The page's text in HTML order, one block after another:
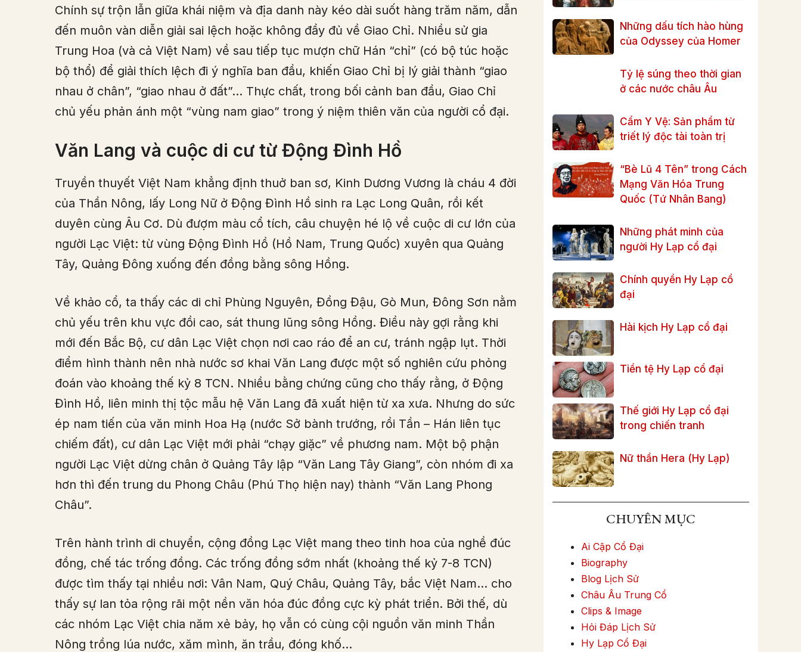
Chính sự trộn lẫn giữa khái niệm và địa danh này kéo dài suốt hàng trăm năm, dẫn
đến muôn vàn diễn giải sai lệch hoặc không đầy đủ về Giao Chỉ. Nhiều sử gia
Trung Hoa (và cả Việt Nam) về sau tiếp tục mượn chữ Hán “chỉ” (có bộ túc hoặc
bộ thổ) để giải thích lệch đi ý nghĩa ban đầu, khiến Giao Chỉ bị lý giải thành “giao
nhau ở chân”, “giao nhau ở đất”… Thực chất, trong bối cảnh ban đầu, Giao Chỉ
chủ yếu phản ánh một “vùng nam giao” trong ý niệm thiên văn của người cổ đại.
Văn Lang và cuộc di cư từ Động Đình Hồ
Truyền thuyết Việt Nam khẳng định thuở ban sơ, Kinh Dương Vương là cháu 4 đời
của Thần Nông, lấy Long Nữ ở Động Đình Hồ sinh ra Lạc Long Quân, rồi kết
duyên cùng Âu Cơ. Dù đượm màu cổ tích, câu chuyện hé lộ về cuộc di cư lớn của
người Lạc Việt: từ vùng Động Đình Hồ (Hồ Nam, Trung Quốc) xuyên qua Quảng
Tây, Quảng Đông xuống đến đồng bằng sông Hồng.
Về khảo cổ, ta thấy các di chỉ Phùng Nguyên, Đồng Đậu, Gò Mun, Đông Sơn nằm
chủ yếu trên khu vực đồi cao, sát thung lũng sông Hồng. Điều này gợi rằng khi
mới đến Bắc Bộ, cư dân Lạc Việt chọn nơi cao ráo để an cư, tránh ngập lụt. Thời
điểm hình thành nên nhà nước sơ khai Văn Lang được một số nghiên cứu phỏng
đoán vào khoảng thế kỷ 8 TCN. Nhiều bằng chứng cũng cho thấy rằng, ở Động
Đình Hồ, liên minh thị tộc mẫu hệ Văn Lang đã xuất hiện từ xa xưa. Nhưng do sức
ép nam tiến của văn minh Hoa Hạ (nước Sở bành trướng, rồi Tần – Hán liên tục
chiếm đất), cư dân Lạc Việt mới phải “chạy giặc” về phương nam. Một bộ phận
người Lạc Việt dừng chân ở Quảng Tây lập “Văn Lang Tây Giang”, còn nhóm đi xa
hơn thì đến trung du Phong Châu (Phú Thọ hiện nay) thành “Văn Lang Phong
Châu”.
Trên hành trình di chuyển, cộng đồng Lạc Việt mang theo tinh hoa của nghề đúc
đồng, chế tác trống đồng. Các trống đồng sớm nhất (khoảng thế kỷ 7-8 TCN)
được tìm thấy tại nhiều nơi: Vân Nam, Quý Châu, Quảng Tây, bắc Việt Nam… cho
thấy sự lan tỏa rộng rãi một nền văn hóa đúc đồng cực kỳ phát triển. Bởi thế, dù
các nhóm Lạc Việt chia năm xẻ bảy, họ vẫn có cùng cội nguồn văn minh Thần
Nông trồng lúa nước, xăm mình, ăn trầu, đóng khố…
Những dấu tích hào hùng
của Odyssey của Homer
Tỷ lệ súng theo thời gian
ở các nước châu Âu
Cẩm Y Vệ: Sản phẩm từ
triết lý độc tài toàn trị
“Bè Lũ 4 Tên” trong Cách
Mạng Văn Hóa Trung
Quốc (Tứ Nhân Bang)
Những phát minh của
người Hy Lạp cổ đại
Chính quyền Hy Lạp cổ
đại
Hài kịch Hy Lạp cổ đại
Tiền tệ Hy Lạp cổ đại
Thế giới Hy Lạp cổ đại
trong chiến tranh
Nữ thần Hera (Hy Lạp)
CHUYÊN MỤC
Ai Cập Cổ Đại
Biography
Blog Lịch Sử
Châu Âu Trung Cổ
Clips & Image
Hỏi Đáp Lịch Sử
Hy Lạp Cổ Đại